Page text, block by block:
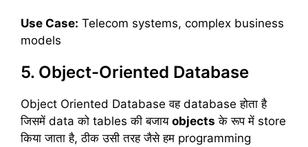
Use Case: Telecom systems, complex business
models
5. Object-Oriented Database
Object Oriented Database वह database होता है
जिसमें data को tables की बजाय objects के रूप में store
किया जाता है, ठीक उसी तरह जैसे हम programming